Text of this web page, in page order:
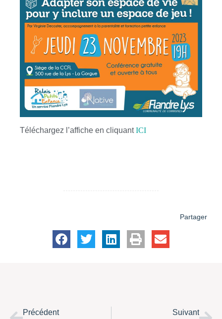
Téléchargez l’affiche en cliquantICI
Partager
Précédent Suivant